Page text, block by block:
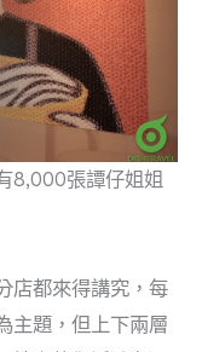
8,000張譚仔姐姐
店都來得講究，每
主題，但上下兩層